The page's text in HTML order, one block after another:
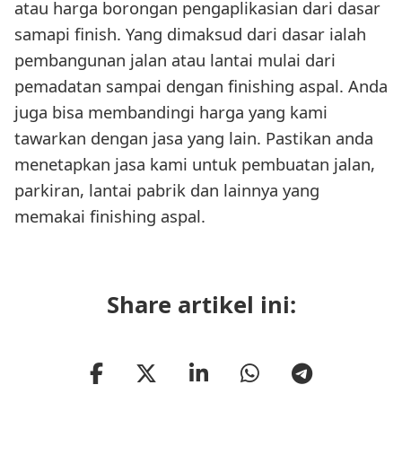
atau harga borongan pengaplikasian dari dasar
samapi finish. Yang dimaksud dari dasar ialah
pembangunan jalan atau lantai mulai dari
pemadatan sampai dengan finishing aspal. Anda
juga bisa membandingi harga yang kami
tawarkan dengan jasa yang lain. Pastikan anda
menetapkan jasa kami untuk pembuatan jalan,
parkiran, lantai pabrik dan lainnya yang
memakai finishing aspal.
Share artikel ini: